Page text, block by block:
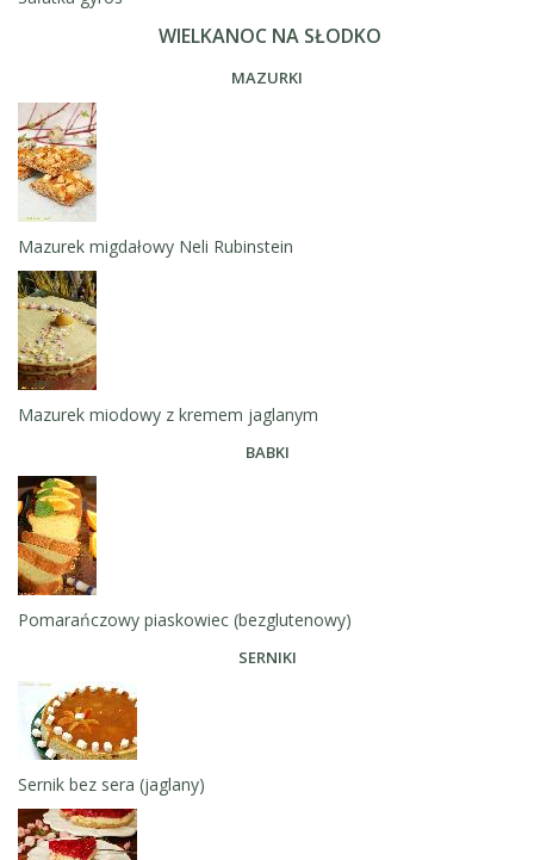
WIELKANOC NA SŁODKO
MAZURKI
Mazurek migdałowy Neli Rubinstein
Mazurek miodowy z kremem jaglanym
BABKI
Pomarańczowy piaskowiec (bezglutenowy)
SERNIKI
Sernik bez sera (jaglany)